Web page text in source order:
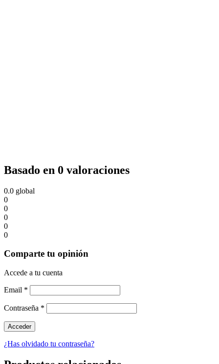
Basado en 0 valoraciones
0.0 global
0
0
0
0
0
Comparte tu opinión
Accede a tu cuenta
Email *
Contraseña *
¿Has olvidado tu contraseña?